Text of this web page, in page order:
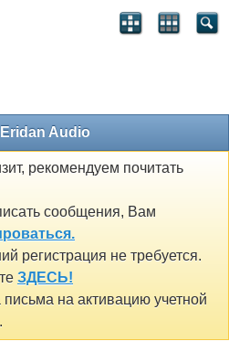
Audio
рекомендуем почитать
сообщения, Вам
регистрация не требуется.
ЗДЕСЬ!
на активацию учетной
.